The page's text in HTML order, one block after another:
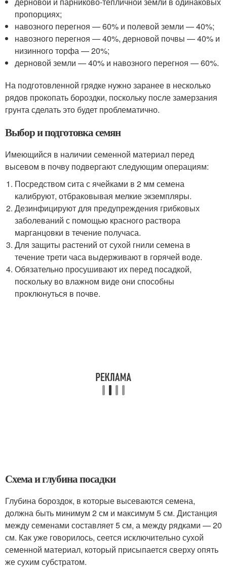
пропорциях;
навозного перегноя — 60% и полевой земли — 40%;
навозного перегноя — 40%, дерновой почвы — 40% и
низинного торфа — 20%;
дерновой земли — 40% и навозного перегноя — 60%.
На подготовленной грядке нужно заранее в несколько
рядов прокопать бороздки, поскольку после замерзания
грунта сделать это будет проблематично.
Выбор и подготовка семян
Имеющийся в наличии семенной материал перед
высевом в почву подвергают следующим операциям:
Посредством сита с ячейками в 2 мм семена
калибруют, отбраковывая мелкие экземпляры.
Дезинфицируют для предупреждения грибковых
заболеваний с помощью красного раствора
марганцовки в течение получаса.
Для защиты растений от сухой гнили семена в
течение трети часа выдерживают в горячей воде.
Обязательно просушивают их перед посадкой,
поскольку во влажном виде они способны
проклюнуться в почве.
Схема и глубина посадки
Глубина бороздок, в которые высеваются семена,
должна быть минимум 2 см и максимум 5 см. Дистанция
между семенами составляет 5 см, а между рядками — 20
см. Как уже говорилось, сеется исключительно сухой
семенной материал, который присыпается сверху опять
же сухим субстратом.